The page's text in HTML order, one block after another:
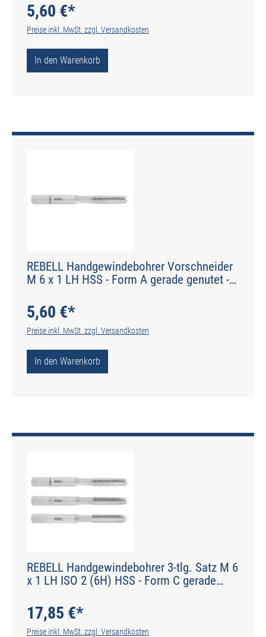
5,60 €*
Preise inkl. MwSt. zzgl. Versandkosten
In den Warenkorb
REBELL Handgewindebohrer Vorschneider
M 6 x 1 LH HSS - Form A gerade genutet -
5,60 €*
Preise inkl. MwSt. zzgl. Versandkosten
In den Warenkorb
REBELL Handgewindebohrer 3-tlg. Satz M 6
x 1 LH ISO 2 (6H) HSS - Form C gerade
17,85 €*
Preise inkl. MwSt. zzgl. Versandkosten